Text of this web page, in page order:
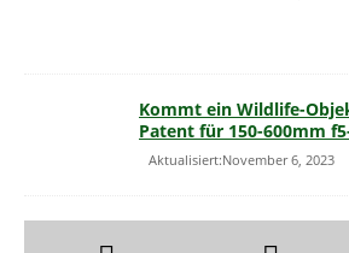
Kommt ein Wildlife-
Patent für 150-600mm
Aktualisiert:November 6, 2023